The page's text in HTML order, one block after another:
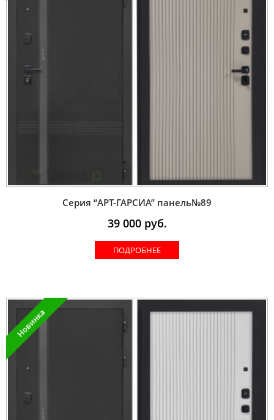
Серия “AРT-ГАРСИА” панель№89
39 000руб.
ПОДРОБНЕЕ
Новинка